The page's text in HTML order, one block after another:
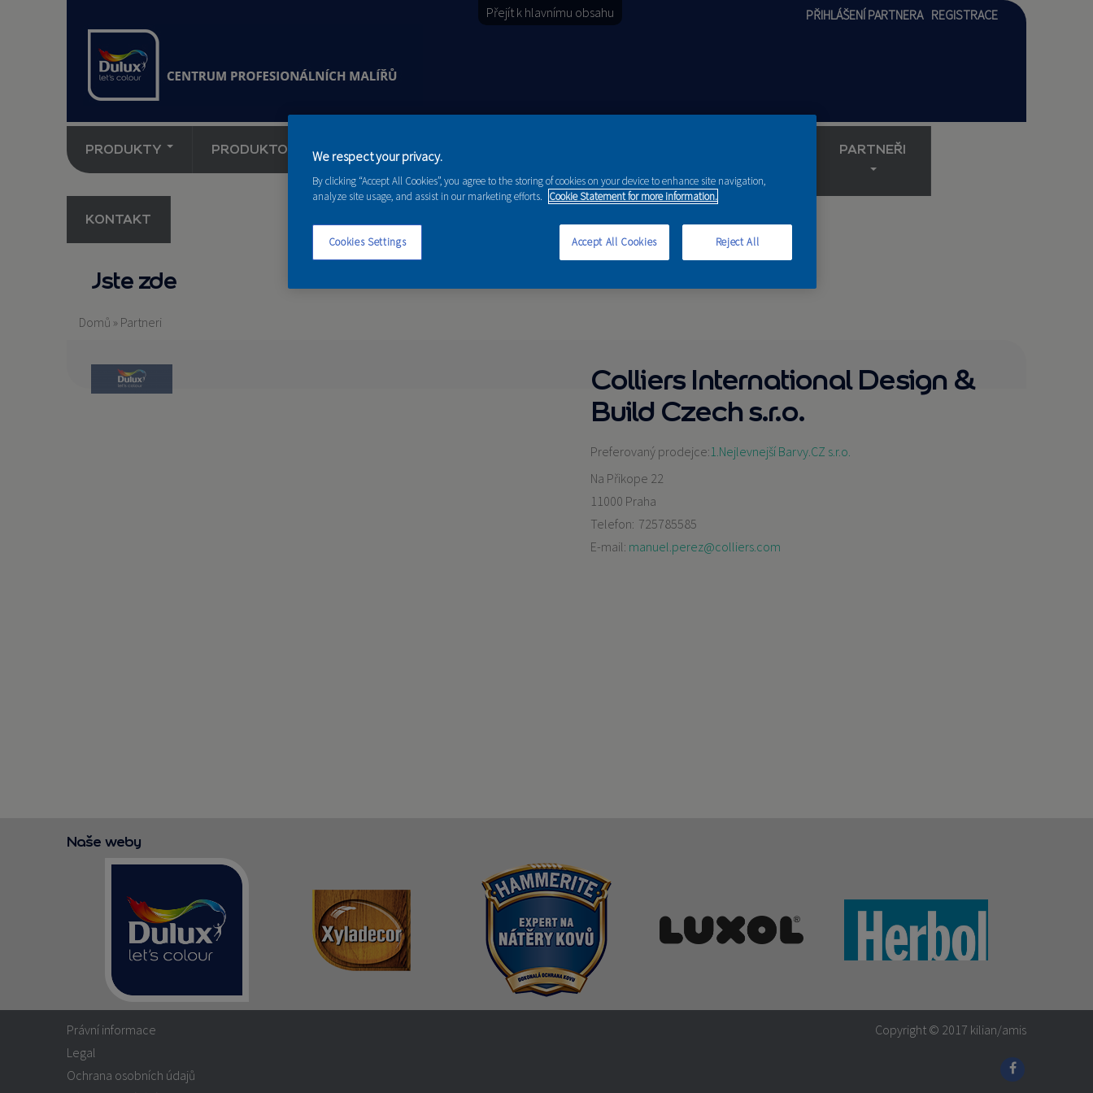
Přejít k hlavnímu obsahu PŘIHLÁŠENÍ PARTNERA REGISTRACE
PRODUKTY PRODUKTOVÉ NOVINKY PORADENSTVÍ PARTNEŘI
KONTAKT
Jste zde
Domů » Partneri
Colliers International Design &
Build Czech s.r.o.
Preferovaný prodejce:1.Nejlevnejší Barvy.CZ s.r.o.
Na Přikope 22
11000 Praha
Telefon: 725785585
E-mail: manuel.perez@colliers.com
Naše weby
Copyright © 2017 kilian/amis
Právní informace
Legal
Ochrana osobních údajů
We respect your privacy.
By clicking “Accept All Cookies”, you agree to the storing of cookies on your device to enhance site navigation,
analyze site usage, and assist in our marketing efforts. Cookie Statement for more information.
Cookies Settings Reject All
Accept All Cookies